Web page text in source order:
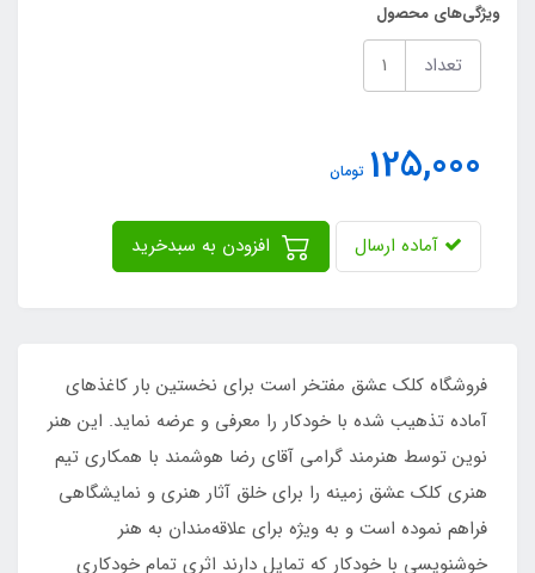
ویژگی‌های محصول
تعداد
125,000 تومان
آماده ارسال
فروشگاه کلک عشق مفتخر است برای نخستین بار کاغذهای
آماده تذهیب شده با خودکار را معرفی و عرضه نماید. این هنر
نوین توسط هنرمند گرامی آقای رضا هوشمند با همکاری تیم
هنری کلک عشق زمینه را برای خلق آثار هنری و نمایشگاهی
فراهم نموده است و به ویژه برای علاقه‌مندان به هنر
خوشنویسی با خودکار که تمایل دارند اثری تمام خودکاری